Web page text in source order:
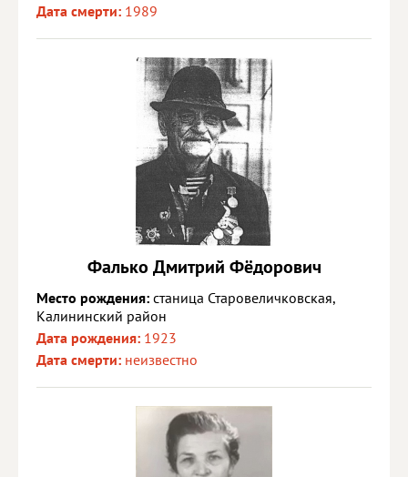
Дата смерти: 1989
Фалько Дмитрий Фёдорович
Место рождения: станица Старовеличковская,
Калининский район
Дата рождения: 1923
Дата смерти: неизвестно